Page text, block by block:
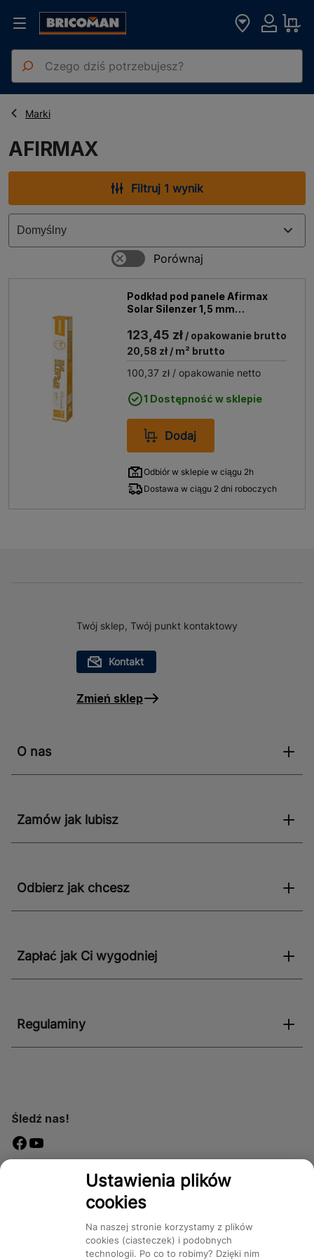
Strona główna
Marki
AFIRMAX
AFIRMAX
Filtruj 1 wynik
Podkład pod panele Afirmax
Solar Silenzer 1,5 mm
123,45 zł / opakowanie brutto
20,58 zł / m² brutto
100,37 zł / opakowanie netto
1 Dostępność w sklepie
Dodaj
Odbiór w sklepie w ciągu 2h
Dostawa w ciągu 2 dni roboczych
Twój sklep, Twój punkt kontaktowy
Kontakt
Zmień sklep
O nas
Zamów jak lubisz
Odbierz jak chcesz
Zapłać jak Ci wygodniej
Regulaminy
Śledź nas!
DostępnośćUstawienia plików
cookies
Na naszej stronie korzystamy z plików
cookies (ciasteczek) i podobnych
technologii. Po co to robimy? Dzięki nim